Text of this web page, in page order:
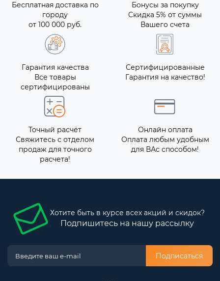
Бесплатная доставка по
городу
от 100 000 руб.
Бонусы за покупку
Скидка 5% от суммы
Вашего счета
Гарантия качества
Все товары
сертифицированы
Сертифицированные
Гарантия на качество!
Точный расчёт
Свяжитесь с отделом
продаж для точного
расчета!
Онлайн оплата
Оплата любым удобным
для ВАс способом!
Хотите быть в курсе всех акций и скидок?
Подпишитесь на нашу рассылку
Подписаться